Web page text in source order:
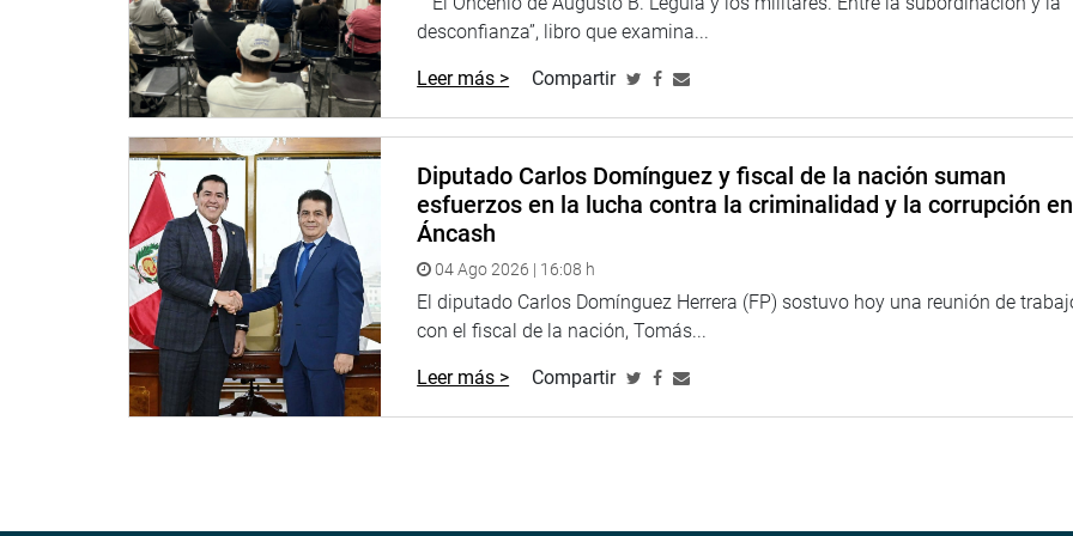
desconfianza”, libro que examina...
Leer más > Compartir
Diputado Carlos Domínguez y fiscal de la nación suman
esfuerzos en la lucha contra la criminalidad y la corrupción en
Áncash
04 Ago 2026 | 16:08 h
El diputado Carlos Domínguez Herrera (FP) sostuvo hoy una reunión de
con el fiscal de la nación, Tomás...
Leer más > Compartir